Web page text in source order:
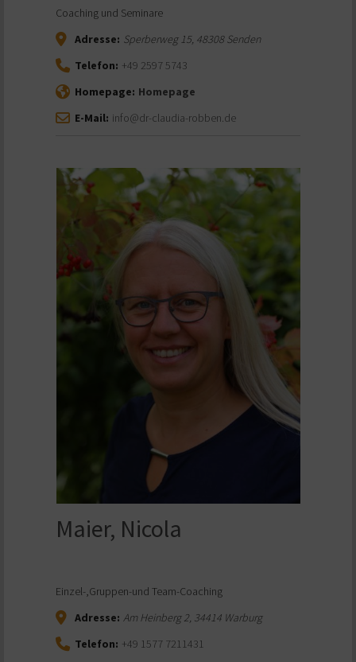
Coaching und Seminare
Adresse: Sperberweg 15, 48308Senden
Telefon: +49 2597 5743
Homepage: Homepage
E-Mail: info@dr-claudia-robben.de
Maier, Nicola
Einzel-,Gruppen-und Team-Coaching
Adresse: Am Heinberg 2, 34414 Warburg
Telefon: +49 1577 7211431